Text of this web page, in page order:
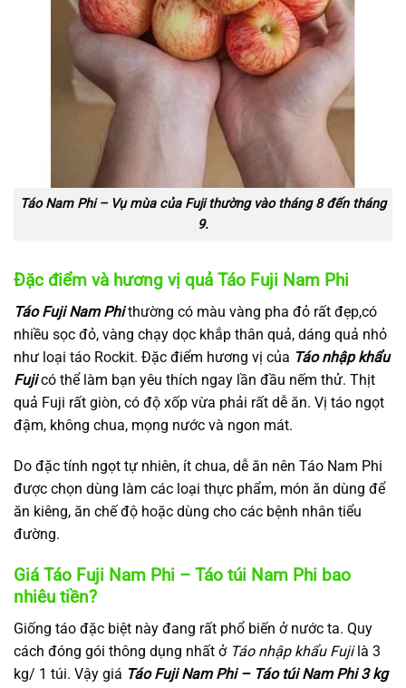
Táo Nam Phi – Vụ mùa của Fuji thường vào tháng 8 đến tháng
9.
Đặc điểm và hương vị quả Táo Fuji Nam Phi
Táo Fuji Nam Phithường có màu vàng pha đỏ rất đẹp,có
nhiều sọc đỏ, vàng chạy dọc khắp thân quả, dáng quả nhỏ
như loại táo Rockit. Đặc điểm hương vị của Táo nhập khẩu
Fujicó thể làm bạn yêu thích ngay lần đầu nếm thử. Thịt
quả Fuji rất giòn, có độ xốp vừa phải rất dễ ăn. Vị táo ngọt
đậm, không chua, mọng nước và ngon mát.
Do đặc tính ngọt tự nhiên, ít chua, dễ ăn nên Táo Nam Phi
được chọn dùng làm các loại thực phẩm, món ăn dùng để
ăn kiêng, ăn chế độ hoặc dùng cho các bệnh nhân tiểu
đường.
Giá Táo Fuji Nam Phi – Táo túi Nam Phi bao
nhiêu tiền?
Giống táo đặc biệt này đang rất phổ biến ở nước ta. Quy
cách đóng gói thông dụng nhất ở Táo nhập khẩu Fujilà 3
kg/ 1 túi. Vậy giá Táo Fuji Nam Phi – Táo túi Nam Phi 3 kg